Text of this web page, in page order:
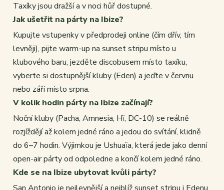
Taxíky jsou dražší a v noci hůř dostupné.
Jak ušetřit na párty na Ibize?
Kupujte vstupenky v předprodeji online (čím dřív, tím
levněji), pijte warm-up na sunset stripu místo u
klubového baru, jezděte discobusem místo taxíku,
vyberte si dostupnější kluby (Eden) a jeďte v červnu
nebo září místo srpna.
V kolik hodin párty na Ibize začínají?
Noční kluby (Pacha, Amnesia, Hï, DC-10) se reálně
rozjíždějí až kolem jedné ráno a jedou do svítání, klidně
do 6–7 hodin. Výjimkou je Ushuaïa, která jede jako denní
open-air párty od odpoledne a končí kolem jedné ráno.
Kde se na Ibize ubytovat kvůli párty?